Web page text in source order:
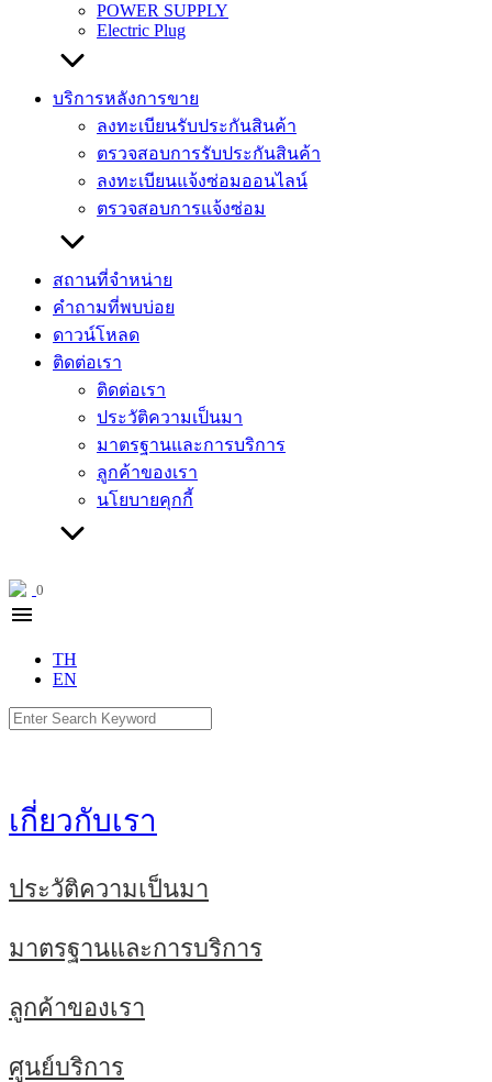
POWER SUPPLY
Electric Plug
บริการหลังการขาย
ลงทะเบียนรับประกันสินค้า
ตรวจสอบการรับประกันสินค้า
ลงทะเบียนแจ้งซ่อมออนไลน์
ตรวจสอบการแจ้งซ่อม
สถานที่จำหน่าย
คำถามที่พบบ่อย
ดาวน์โหลด
ติดต่อเรา
ติดต่อเรา
ประวัติความเป็นมา
มาตรฐานและการบริการ
ลูกค้าของเรา
นโยบายคุกกี้
0
menu
TH
EN
Search
for:
เกี่ยวกับเรา
ประวัติความเป็นมา
มาตรฐานและการบริการ
ลูกค้าของเรา
ศูนย์บริการ